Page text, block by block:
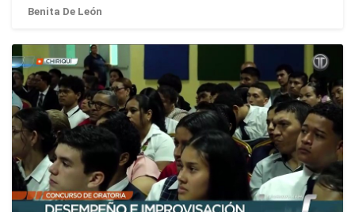
Benita De León